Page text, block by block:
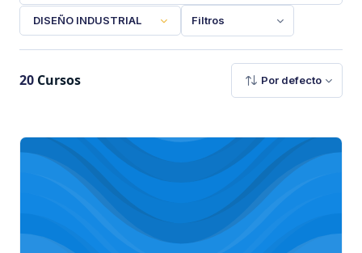
Buscar cursos
DISEÑO INDUSTRIAL Filtros
20 Cursos Por defecto